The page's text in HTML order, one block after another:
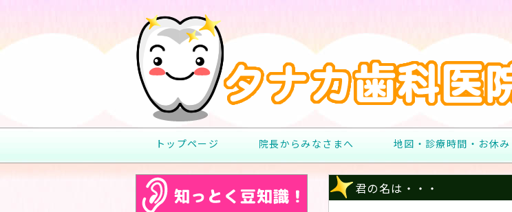
トップページ 院長からみなさまへ 地図・診療時間・お休み
君の名は・・・